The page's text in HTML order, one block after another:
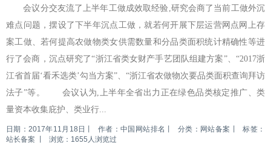
会议分交友流了上半年工做成效取经验,研究会商了当前工做外沉
难点问题，摆设了下半年沉点工做，就若何开展下层运营网点网上存
案工做、若何提高农做物类女供需数量和分品类面积统计精确性等进
行了会商，沉点研究了“浙江省类女财产手艺团队组建方案”、“2017浙
江省首届‘看禾选类’勾当方案”、“浙江省农做物次要品类面积查询拜访
法子”等。 会议认为,上半年全省出力正在绿色品类核定推广、类
量资本收集庇护、类业行...
日期：2017年11月18日 作者：中国网站排名 分类：网站备案
标签：
站长备案
浏览：1655人浏览过